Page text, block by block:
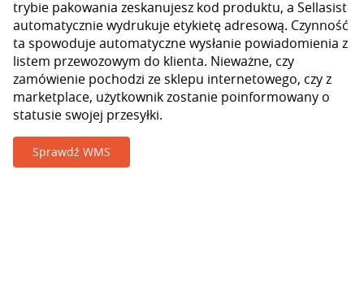
trybie pakowania zeskanujesz kod produktu, a Sellasist
automatycznie wydrukuje etykietę adresową. Czynność
ta spowoduje automatyczne wysłanie powiadomienia z
listem przewozowym do klienta. Nieważne, czy
zamówienie pochodzi ze sklepu internetowego, czy z
marketplace, użytkownik zostanie poinformowany o
statusie swojej przesyłki.
Sprawdź WMS